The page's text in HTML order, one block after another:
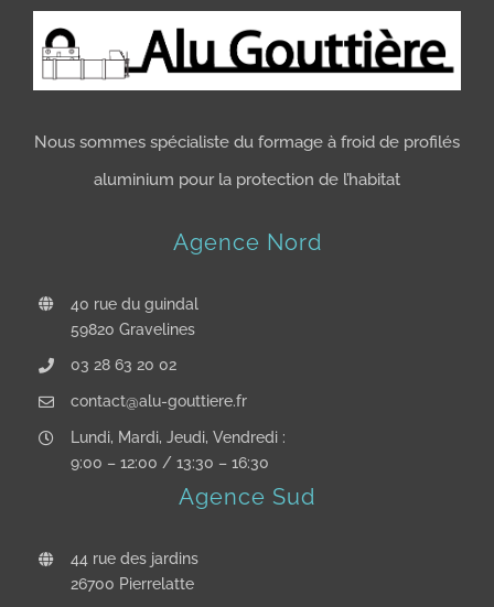
Formages spécifiques
Nous sommes spécialiste du formage à froid de profilés
aluminium pour la protection de l’habitat
Agence Nord
40 rue du guindal
59820 Gravelines
03 28 63 20 02
contact@alu-gouttiere.fr
Lundi, Mardi, Jeudi, Vendredi :
9:00 – 12:00 / 13:30 – 16:30
Agence Sud
44 rue des jardins
26700 Pierrelatte